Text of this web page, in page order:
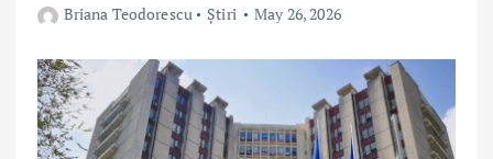
Briana Teodorescu Știri May 26, 2026